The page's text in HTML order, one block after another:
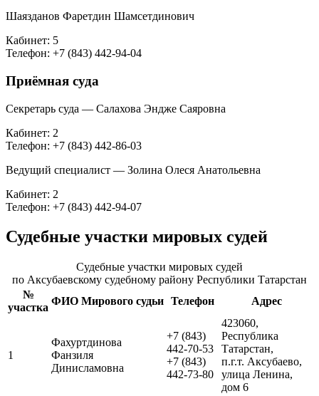
Шаязданов Фаретдин Шамсетдинович
Кабинет: 5
Телефон: +7 (843) 442-94-04
Приёмная суда
Секретарь суда — Салахова Эндже Саяровна
Кабинет: 2
Телефон: +7 (843) 442-86-03
Ведущий специалист — Золина Олеся Анатольевна
Кабинет: 2
Телефон: +7 (843) 442-94-07
Судебные участки мировых судей
Судебные участки мировых судей
по Аксубаевскому судебному району Республики Татарстан
№
участка
ФИО Мирового судьи Телефон Адрес
1
Фахуртдинова
Фанзиля
Динисламовна
+7 (843)
442-70-53
+7 (843)
442-73-80
423060,
Республика
Татарстан,
п.г.т. Аксубаево,
улица Ленина,
дом 6